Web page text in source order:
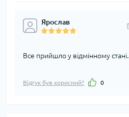
Ярослав
Все прийшло у відмінному стані.
Відгук був корисний? 0